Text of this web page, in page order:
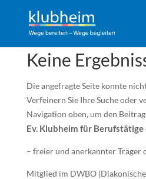
Keine
Die angefragte Seite konnte
Verfeinern Sie Ihre Suche oder
Navigation oben, um den
Ev. Klubheim für Berufstätige
– freier und anerkannter Träger
Mitglied im DWBO